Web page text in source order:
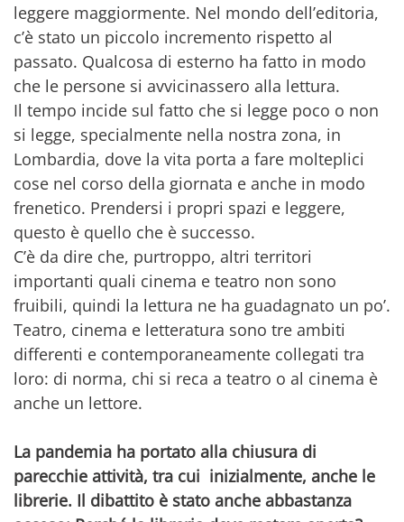
leggere maggiormente. Nel mondo dell’editoria,
c’è stato un piccolo incremento rispetto al
passato. Qualcosa di esterno ha fatto in modo
che le persone si avvicinassero alla lettura.
Il tempo incide sul fatto che si legge poco o non
si legge, specialmente nella nostra zona, in
Lombardia, dove la vita porta a fare molteplici
cose nel corso della giornata e anche in modo
frenetico. Prendersi i propri spazi e leggere,
questo è quello che è successo.
C’è da dire che, purtroppo, altri territori
importanti quali cinema e teatro non sono
fruibili, quindi la lettura ne ha guadagnato un po’.
Teatro, cinema e letteratura sono tre ambiti
differenti e contemporaneamente collegati tra
loro: di norma, chi si reca a teatro o al cinema è
anche un lettore.
La pandemia ha portato alla chiusura di
parecchie attività, tra cui inizialmente, anche le
librerie. Il dibattito è stato anche abbastanza